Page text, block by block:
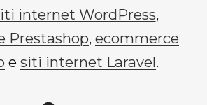
internet WordPress,
Prestashop, ecommerce
e siti internet Laravel.